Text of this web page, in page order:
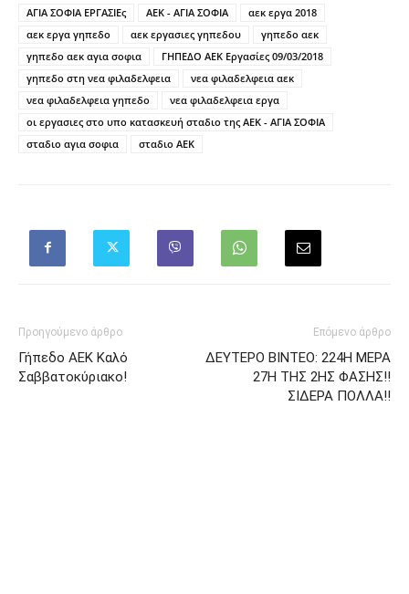
ΑΓΙΑ ΣΟΦΙΑ ΕΡΓΑΣΙΕς ΑΕΚ - ΑΓΙΑ ΣΟΦΙΑ
αεκ εργα 2018
αεκ εργα γηπεδο
αεκ εργασιες γηπεδου
γηπεδο αεκ
γηπεδο αεκ αγια σοφια
ΓΗΠΕΔΟ ΑΕΚ Εργασίες 09/03/2018
γηπεδο στη νεα φιλαδελφεια
νεα φιλαδελφεια αεκ
νεα φιλαδελφεια γηπεδο
νεα φιλαδελφεια εργα
οι εργασιες στο υπο κατασκευή σταδιο της ΑΕΚ - ΑΓΙΑ ΣΟΦΙΑ
σταδιο αγια σοφια
σταδιο ΑΕΚ
Προηγούμενο άρθρο
Γήπεδο ΑΕΚ Καλό
Σαββατοκύριακο!
Επόμενο άρθρο
ΔΕΥΤΕΡΟ ΒΙΝΤΕΟ: 224Η ΜΕΡΑ
27Η ΤΗΣ 2ΗΣ ΦΑΣΗΣ!!
ΣΙΔΕΡΑ ΠΟΛΛΑ!!